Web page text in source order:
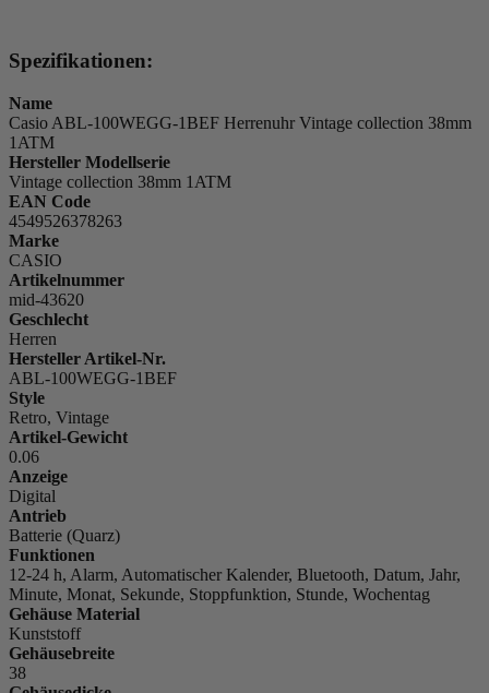
Spezifikationen:
Name
Casio ABL-100WEGG-1BEF Herrenuhr Vintage collection 38mm
1ATM
Hersteller Modellserie
Vintage collection 38mm 1ATM
EAN Code
4549526378263
Marke
CASIO
Artikelnummer
mid-43620
Geschlecht
Herren
Hersteller Artikel-Nr.
ABL-100WEGG-1BEF
Style
Retro, Vintage
Artikel-Gewicht
0.06
Anzeige
Digital
Antrieb
Batterie (Quarz)
Funktionen
12-24 h, Alarm, Automatischer Kalender, Bluetooth, Datum, Jahr,
Minute, Monat, Sekunde, Stoppfunktion, Stunde, Wochentag
Gehäuse Material
Kunststoff
Gehäusebreite
38